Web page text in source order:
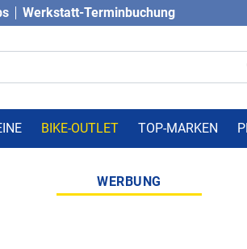
Werkstatt-Terminbuchung
BIKE-OUTLET TOP-MARKEN
WERBUNG